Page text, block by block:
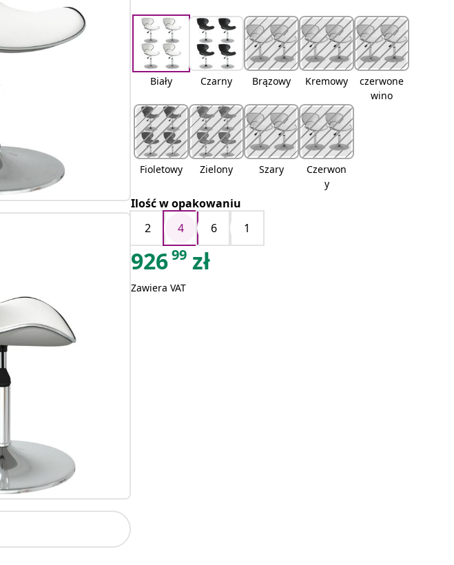
Biały Czarny Brązowy Kremowy
czerwone
wino
Fioletowy Zielony Szary
Czerwon
y
Ilość w opakowaniu
2
4 6 1
92699 zł
Zawiera VAT